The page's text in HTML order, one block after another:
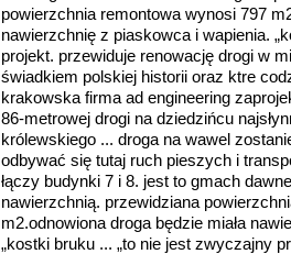
powierzchnia remontowa wynosi 797
nawierzchnię z piaskowca i wapienia.
projekt. przewiduje renowację drogi w
świadkiem polskiej historii oraz ktre
krakowska firma ad engineering
86-metrowej drogi na dziedzińcu
królewskiego ... droga na wawel
odbywać się tutaj ruch pieszych i
łączy budynki 7 i 8. jest to gmach
nawierzchnią. przewidziana
m2.odnowiona droga będzie miała
„kostki bruku ... „to nie jest zwyczajny